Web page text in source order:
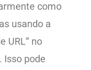
como
usando a
URL” no
Isso pode